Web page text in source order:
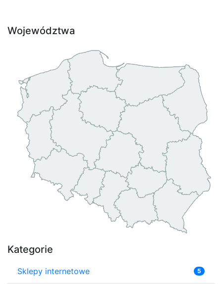
Województwa
Kategorie
Sklepy internetowe 5